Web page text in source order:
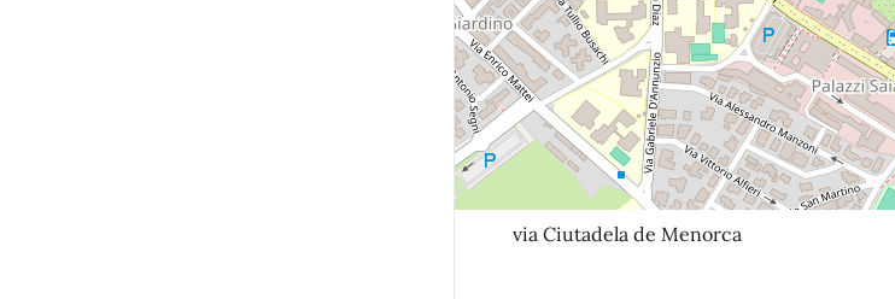
via Ciutadela de Menorca